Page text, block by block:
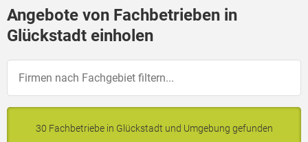
Angebote von Fachbetrieben in
Glückstadt einholen
30 Fachbetriebe in Glückstadt und Umgebung gefunden